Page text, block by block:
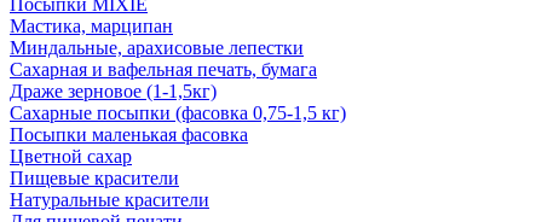
Посыпки MIXIE
Мастика, марципан
Миндальные, арахисовые лепестки
Сахарная и вафельная печать, бумага
Драже зерновое (1-1,5кг)
Сахарные посыпки (фасовка 0,75-1,5 кг)
Посыпки маленькая фасовка
Цветной сахар
Пищевые красители
Натуральные красители